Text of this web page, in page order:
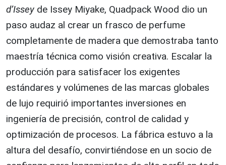
d’Issey de Issey Miyake, Quadpack Wood dio un
paso audaz al crear un frasco de perfume
completamente de madera que demostraba tanto
maestría técnica como visión creativa. Escalar la
producción para satisfacer los exigentes
estándares y volúmenes de las marcas globales
de lujo requirió importantes inversiones en
ingeniería de precisión, control de calidad y
optimización de procesos. La fábrica estuvo a la
altura del desafío, convirtiéndose en un socio de